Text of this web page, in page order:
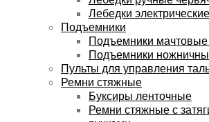
Лебедки электрические
Подъемники
Подъемники мачтовые
Подъемники
Пульты для управления
Ремни стяжные
Буксиры ленточные
Ремни стяжные с